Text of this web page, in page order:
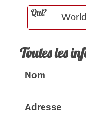
Qui?
Toutes les
Nom
Adresse